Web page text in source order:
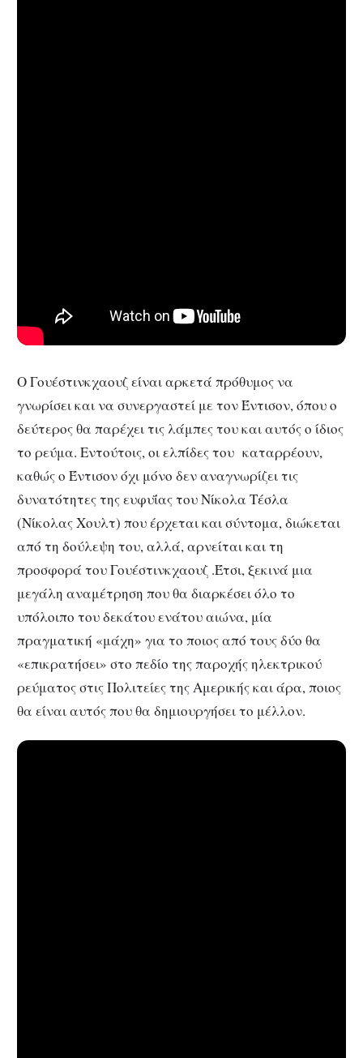
Ο Γουέστινκχαουζ είναι αρκετά πρόθυμος να
γνωρίσει και να συνεργαστεί με τον Έντισον, όπου ο
δεύτερος θα παρέχει τις λάμπες του και αυτός ο ίδιος
το ρεύμα. Εντούτοις, οι ελπίδες του καταρρέουν,
καθώς ο Έντισον όχι μόνο δεν αναγνωρίζει τις
δυνατότητες της ευφυΐας του Νίκολα Τέσλα
(Νίκολας Χουλτ) που έρχεται και σύντομα, διώκεται
από τη δούλεψη του, αλλά, αρνείται και τη
προσφορά του Γουέστινκχαουζ .Έτσι, ξεκινά μια
μεγάλη αναμέτρηση που θα διαρκέσει όλο το
υπόλοιπο του δεκάτου ενάτου αιώνα, μία
πραγματική «μάχη» για το ποιος από τους δύο θα
«επικρατήσει» στο πεδίο της παροχής ηλεκτρικού
ρεύματος στις Πολιτείες της Αμερικής και άρα, ποιος
θα είναι αυτός που θα δημιουργήσει το μέλλον.